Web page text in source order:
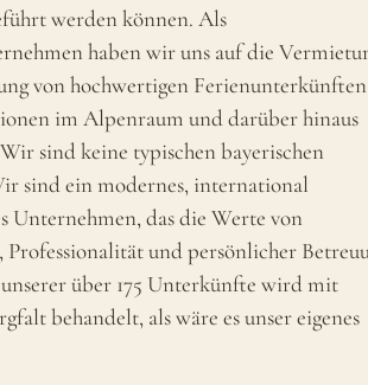
werden können. Als
haben wir uns auf die
von hochwertigen
im Alpenraum und darüber hinaus
sind keine typischen bayerischen
sind ein modernes, international
Unternehmen, das die Werte von
Professionalität und persönlicher
über 175 Unterkünfte wird mit
behandelt, als wäre es unser eigenes